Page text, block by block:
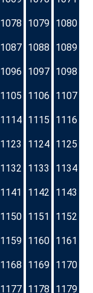
1078 1079 1080
1087 1088 1089
1096 1097 1098
1105 1106 1107
1114 1115 1116
1123 1124 1125
1132 1133 1134
1141 1142 1143
1150 1151 1152
1159 1160 1161
1168 1169 1170
1177 1178 1179